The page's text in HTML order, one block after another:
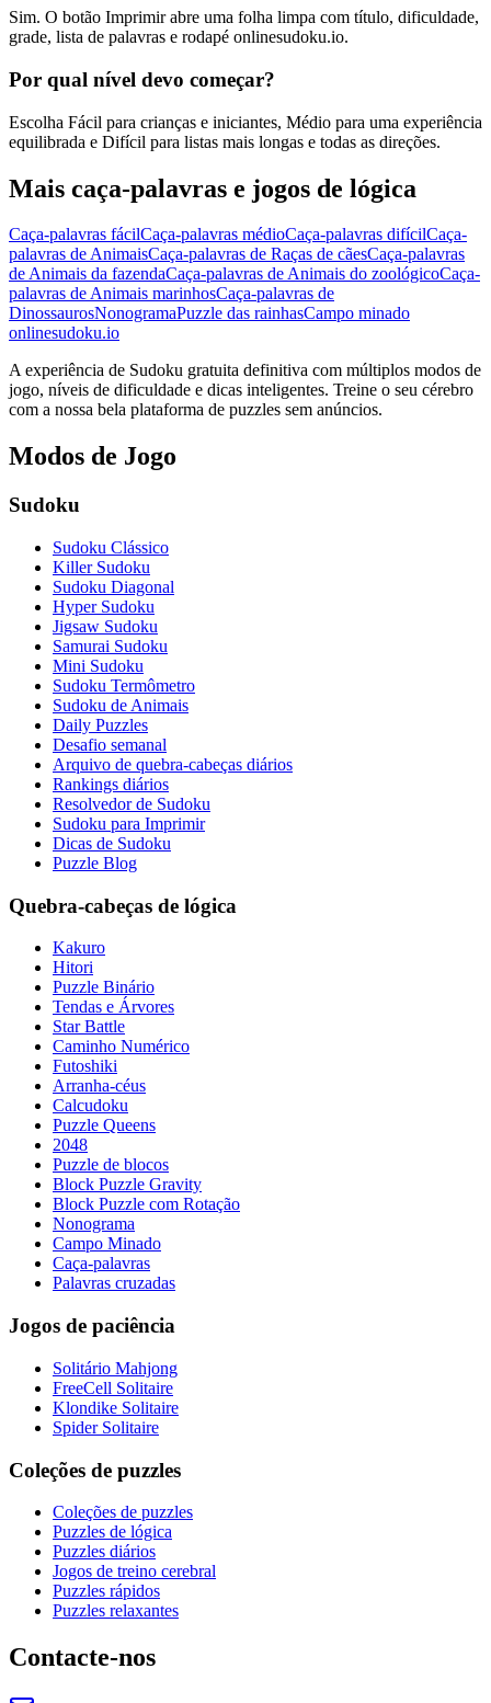
Sim. O botão Imprimir abre uma folha limpa com título, dificuldade,
grade, lista de palavras e rodapé onlinesudoku.io.
Por qual nível devo começar?
Escolha Fácil para crianças e iniciantes, Médio para uma experiência
equilibrada e Difícil para listas mais longas e todas as direções.
Mais caça-palavras e jogos de lógica
Caça-palavras fácilCaça-palavras médioCaça-palavras difícilCaça-
palavras de AnimaisCaça-palavras de Raças de cãesCaça-palavras
de Animais da fazendaCaça-palavras de Animais do zoológicoCaça-
palavras de Animais marinhosCaça-palavras de
DinossaurosNonogramaPuzzle das rainhasCampo minado
onlinesudoku.io
A experiência de Sudoku gratuita definitiva com múltiplos modos de
jogo, níveis de dificuldade e dicas inteligentes. Treine o seu cérebro
com a nossa bela plataforma de puzzles sem anúncios.
Modos de Jogo
Sudoku
Sudoku Clássico
Killer Sudoku
Sudoku Diagonal
Hyper Sudoku
Jigsaw Sudoku
Samurai Sudoku
Mini Sudoku
Sudoku Termômetro
Sudoku de Animais
Daily Puzzles
Desafio semanal
Arquivo de quebra-cabeças diários
Rankings diários
Resolvedor de Sudoku
Sudoku para Imprimir
Dicas de Sudoku
Puzzle Blog
Quebra-cabeças de lógica
Kakuro
Hitori
Puzzle Binário
Tendas e Árvores
Star Battle
Caminho Numérico
Futoshiki
Arranha-céus
Calcudoku
Puzzle Queens
2048
Puzzle de blocos
Block Puzzle Gravity
Block Puzzle com Rotação
Nonograma
Campo Minado
Caça-palavras
Palavras cruzadas
Jogos de paciência
Solitário Mahjong
FreeCell Solitaire
Klondike Solitaire
Spider Solitaire
Coleções de puzzles
Coleções de puzzles
Puzzles de lógica
Puzzles diários
Jogos de treino cerebral
Puzzles rápidos
Puzzles relaxantes
Contacte-nos